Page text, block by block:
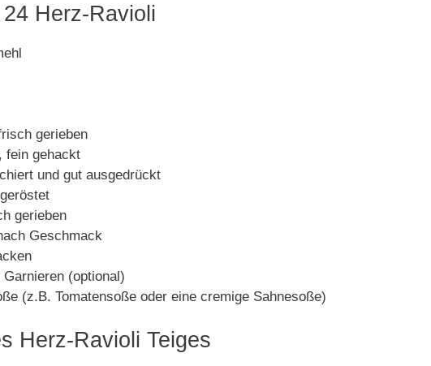
Herz-Ravioli
gerieben
fein gehackt
und gut ausgedrückt
gerieben
Geschmack
(optional)
(z.B. Tomatensoße oder eine cremige Sahnesoße)
Herz-Ravioli Teiges